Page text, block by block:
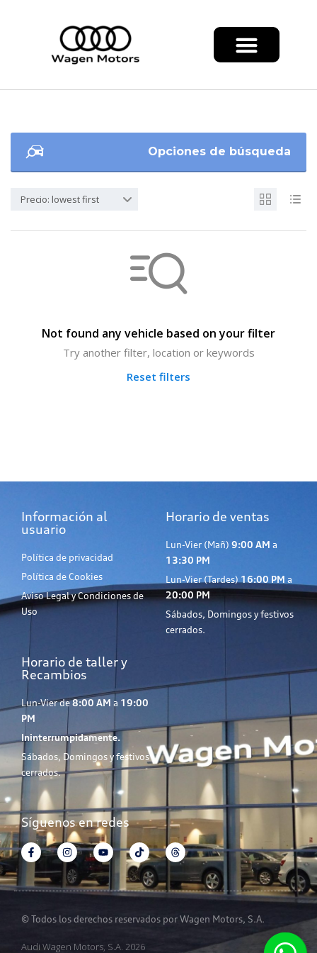
Opciones de búsqueda
Precio: lowest first
Not found any vehicle based on your filter
Try another filter, location or keywords
Reset filters
Información al
usuario
Política de privacidad
Política de Cookies
Aviso Legal y Condiciones de
Uso
Horario de ventas
Lun-Vier (Mañ) 9:00 AM a
13:30 PM
Lun-Vier (Tardes) 16:00 PM a
20:00 PM
Sábados, Domingos y festivos
cerrados.
Horario de taller y
Recambios
Lun-Vier de8:00 AM a 19:00
PM
Ininterrumpidamente.
Sábados, Domingos y festivos
cerrados.
Síguenos en redes
© Todos los derechos reservados por Wagen Motors, S.A.
Audi Wagen Motors, S.A. 2026